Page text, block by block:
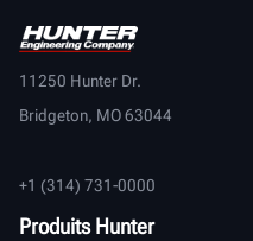
11250 Hunter Dr.
Bridgeton, MO 63044
+1 (314) 731-0000
Produits Hunter